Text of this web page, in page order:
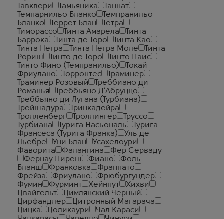
Тавквери
Тамьяника
Таннат
Темпарнильо Бланко
Темпранильо
Бланко
Террет Блан
Тетра
Тиморассо
Тинта Амарела
Тинта
Баррока
Тинта де Торо
Тинта Као
Тинта Негра
Тинта Негра Моле
Тинта
Рориш
Тинто де Торо
Тинто Паис
Тинто Фино (Темпранильо)
Токай
Фриулано
Торронтес
Траминер
Траминер Розовый
Треббиано ди
Романья
Треббьяно Д'Абруццо
Треббьяно ди Лугана (Турбиана)
Трейшадура
Тринкадейра
Тролленберг
Троллингер
Труссо
Турбиана
Турига Насьональ
Турига
Франсеса (Турига Франка)
Уль де
Льебре
Уни Блан
Усахелоури
Фаворита
Фалангина
Фер Серваду
Фернау Пиреш
Фиано
Фоль
Бланш
Франковка
Фраппато
Фрейза
Фриулано
Фрюбургундер
Фумин
Фурминт Хейнпут
Хихви
Цвайгельт
Цимлянский Черный
Цирфандлер
Цитронный Магарача
Цицка
Цоликаури
Чал Караси